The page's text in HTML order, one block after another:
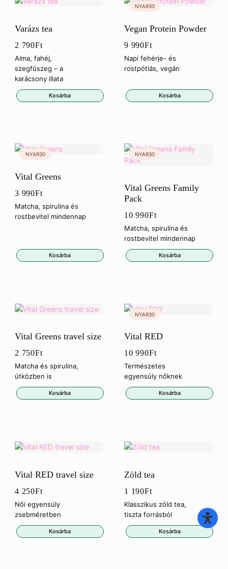
Varázs tea
2 790Ft
Alma, fahéj,
szegfűszeg – a
karácsony illata
Kosárba
Vegan Protein Powder
9 990Ft
Napi fehérje- és
rostpótlás, vegán
Kosárba
Vital Greens
3 990Ft
Matcha, spirulina és
rostbevitel mindennap
Kosárba
Vital Greens Family
Pack
10 990Ft
Matcha, spirulina és
rostbevitel mindennap
Kosárba
Vital Greens travel size
2 750Ft
Matcha és spirulina,
útközben is
Kosárba
Vital RED
10 990Ft
Természetes
egyensúly nőknek
Kosárba
Vital RED travel size
4 250Ft
Női egyensúly
zsebméretben
Kosárba
Zöld tea
1 190Ft
Klasszikus zöld tea,
tiszta forrásból
Kosárba